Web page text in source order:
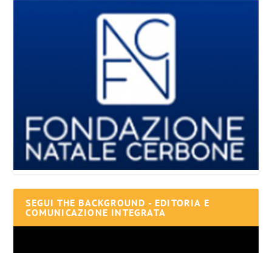
SEGUI THE BACKGROUND - EDITORIA E
COMUNICAZIONE INTEGRATA